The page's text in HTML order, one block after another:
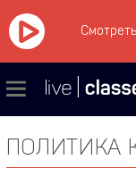
ПОЛИТИКА